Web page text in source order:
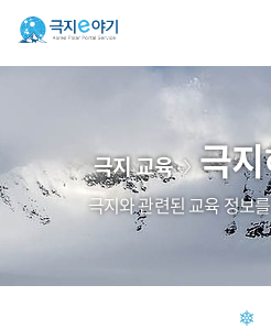
극지 교육 극
극지와 관련된 교육 정보